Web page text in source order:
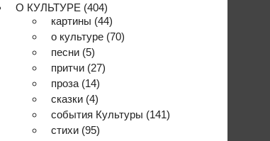
О КУЛЬТУРЕ (404)
картины (44)
о культуре (70)
песни (5)
притчи (27)
проза (14)
сказки (4)
события Культуры (141)
стихи (95)